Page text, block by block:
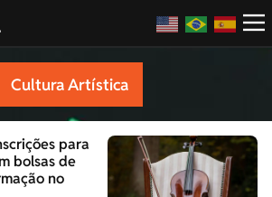
Cultura Artística
para
bolsas de
no